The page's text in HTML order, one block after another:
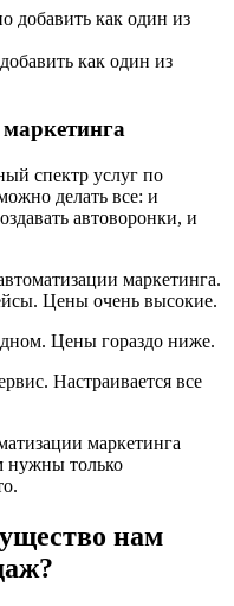
добавить как один из
как один из
спектр услуг по
делать все: и
автоворонки, и
маркетинга.
Цены очень высокие.
Цены гораздо ниже.
Настраивается все
маркетинга
нужны только
нам